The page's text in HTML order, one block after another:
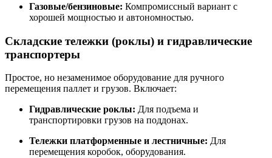
Газовые/бензиновые: Компромиссный вариант с
хорошей мощностью и автономностью.
Складские тележки (роклы) и гидравлические
транспортеры
Простое, но незаменимое оборудование для ручного
перемещения паллет и грузов. Включает:
Гидравлические роклы: Для подъема и
транспортировки грузов на поддонах.
Тележки платформенные и лестничные: Для
перемещения коробок, оборудования.